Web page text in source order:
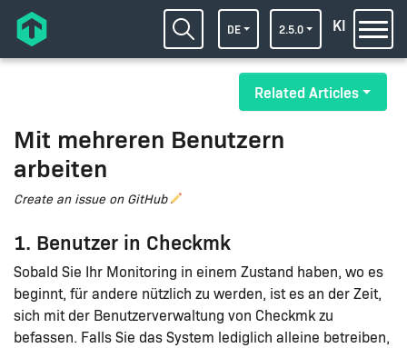
DE 2.5.0 KI
Mit mehreren Benutzern
arbeiten
Create an issue on GitHub
Related Articles
1. Benutzer in Checkmk
Sobald Sie Ihr Monitoring in einem Zustand haben, wo es
beginnt, für andere nützlich zu werden, ist es an der Zeit,
sich mit der Benutzerverwaltung von Checkmk zu
befassen. Falls Sie das System lediglich alleine betreiben,